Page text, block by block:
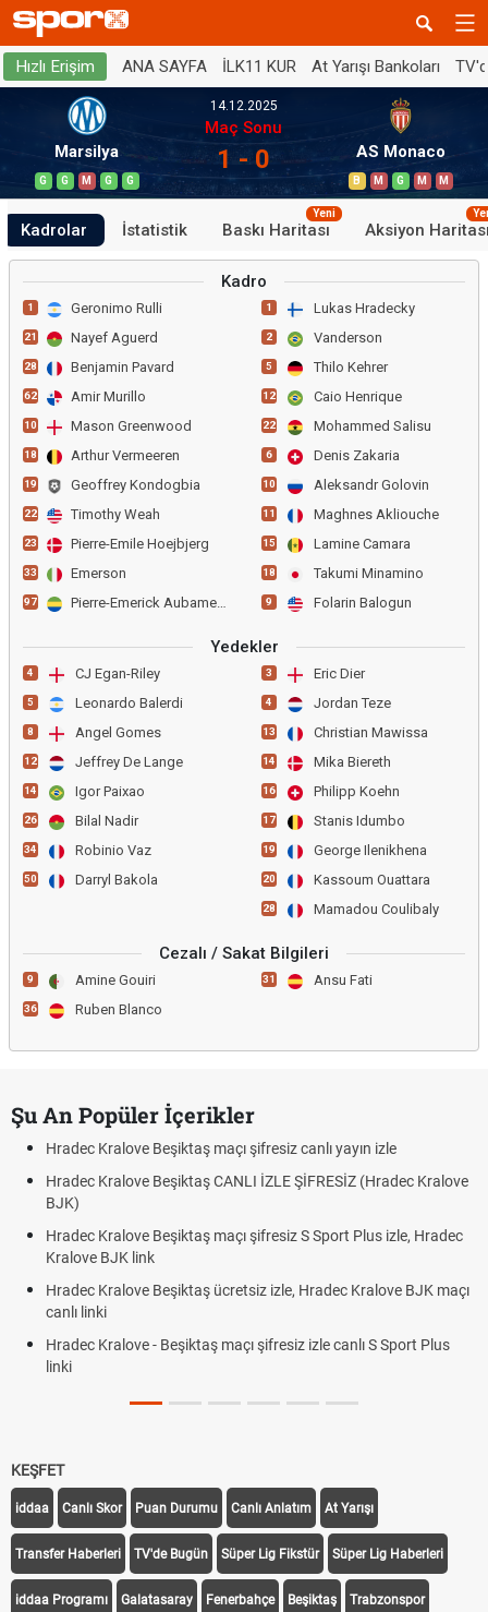
Hızlı Erişim ANA SAYFA İLK11 KUR At Yarışı Bankoları
Marsilya
G G M G G
14.12.2025
Maç Sonu
1 - 0 AS Monaco
B M G M M
Kadrolar İstatistik Baskı Haritası
Yeni
Aksiyon
Kadro
1 Geronimo Rulli
21 Nayef Aguerd
28 Benjamin Pavard
62 Amir Murillo
10 Mason Greenwood
18 Arthur Vermeeren
19 Geoffrey Kondogbia
22 Timothy Weah
23 Pierre-Emile Hoejbjerg
33 Emerson
97 Pierre-Emerick Aubameyang
1 Lukas Hradecky
2 Vanderson
5 Thilo Kehrer
12 Caio Henrique
22 Mohammed Salisu
6 Denis Zakaria
10 Aleksandr Golovin
11 Maghnes Akliouche
15 Lamine Camara
18 Takumi Minamino
9 Folarin Balogun
Yedekler
4 CJ Egan-Riley
5 Leonardo Balerdi
8 Angel Gomes
12 Jeffrey De Lange
14 Igor Paixao
26 Bilal Nadir
34 Robinio Vaz
50 Darryl Bakola
3 Eric Dier
4 Jordan Teze
13 Christian Mawissa
14 Mika Biereth
16 Philipp Koehn
17 Stanis Idumbo
19 George Ilenikhena
20 Kassoum Ouattara
28 Mamadou Coulibaly
Cezalı / Sakat Bilgileri
9 Amine Gouiri
36 Ruben Blanco
31 Ansu Fati
Şu An Popüler İçerikler
Hradec Kralove Beşiktaş maçı şifresiz canlı yayın izle
Hradec Kralove Beşiktaş CANLI İZLE ŞİFRESİZ (Hradec Kralove
BJK)
Hradec Kralove Beşiktaş maçı şifresiz S Sport Plus izle, Hradec
Kralove BJK link
Hradec Kralove Beşiktaş ücretsiz izle, Hradec Kralove BJK maçı
canlı linki
Hradec Kralove - Beşiktaş maçı şifresiz izle canlı S Sport Plus
linki
KEŞFET
iddaa Canlı Skor Puan Durumu Canlı Anlatım At Yarışı
Transfer Haberleri TV'de Bugün Süper Lig Fikstür Süper Lig Haberleri
iddaa Programı Galatasaray Fenerbahçe Beşiktaş Trabzonspor